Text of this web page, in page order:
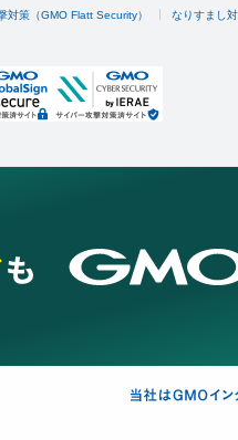
対策（GMO Flatt Security） なりすまし